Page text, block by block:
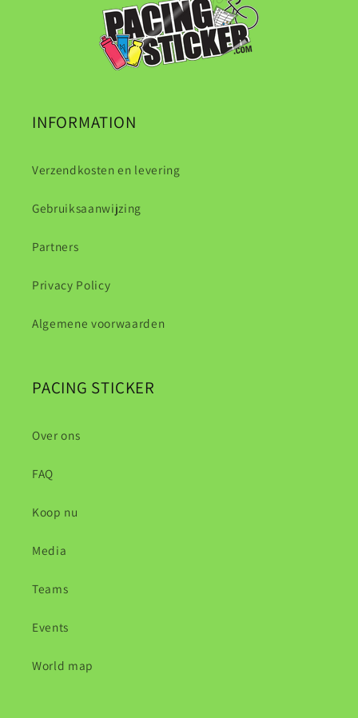
INFORMATION
Verzendkosten en levering
Gebruiksaanwijzing
Partners
Privacy Policy
Algemene voorwaarden
PACING STICKER
Over ons
FAQ
Koop nu
Media
Teams
Events
World map